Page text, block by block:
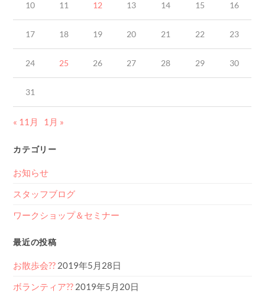
10 11 12 13 14 15 16
17 18 19 20 21 22 23
24 25 26 27 28 29 30
31
« 11月 1月 »
カテゴリー
お知らせ
スタッフブログ
ワークショップ＆セミナー
最近の投稿
お散歩会?? 2019年5月28日
ボランティア?? 2019年5月20日